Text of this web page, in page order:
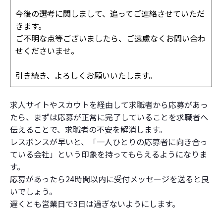
今後の選考に関しまして、追ってご連絡させていただ
きます。
ご不明な点等ございましたら、ご遠慮なくお問い合わ
せくださいませ。
引き続き、よろしくお願いいたします。
求人サイトやスカウトを経由して求職者から応募があっ
たら、まずは応募が正常に完了していることを求職者へ
伝えることで、求職者の不安を解消します。
レスポンスが早いと、「一人ひとりの応募者に向き合っ
ている会社」という印象を持ってもらえるようになりま
す。
応募があったら24時間以内に受付メッセージを送ると良
いでしょう。
遅くとも営業日で3日は過ぎないようにします。